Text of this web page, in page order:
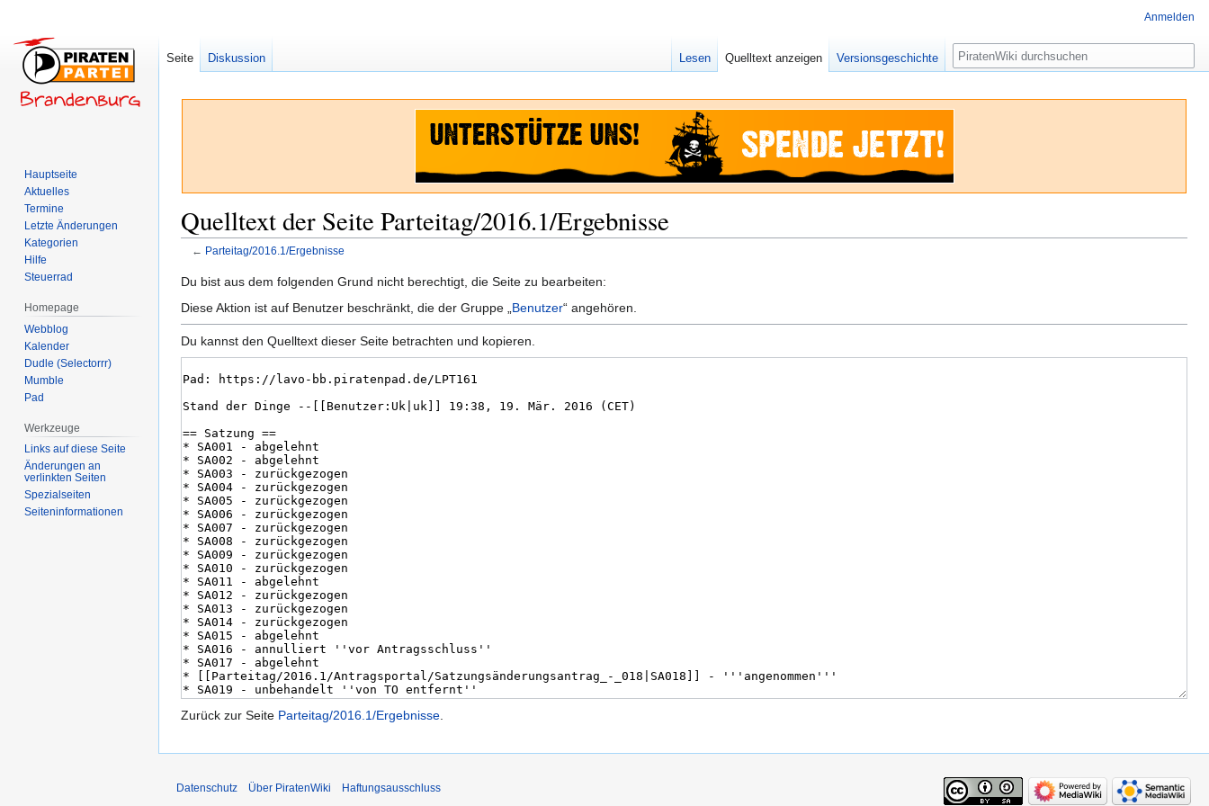
Quelltext der Seite Parteitag/2016.1/Ergebnisse
← Parteitag/2016.1/Ergebnisse
Zur
Navigation
Zur
Suche
Du bist aus dem folgenden Grund nicht berechtigt, die Seite zu bearbeiten:
Diese Aktion ist auf Benutzer beschränkt, die der Gruppe „ Benutzer“ angehören.
Du kannst den Quelltext dieser Seite betrachten und kopieren.
Zurück zur Seite Parteitag/2016.1/Ergebnisse
Anmelden
Seite Diskussion Lesen Quelltext anzeigen Versionsgeschichte Suche
Hauptseite
Aktuelles
Termine
Letzte Änderungen
Kategorien
Hilfe
Steuerrad
Homepage
Webblog
Kalender
Dudle (Selectorrr)
Mumble
Pad
Werkzeuge
Links auf diese Seite
Änderungen an
verlinkten Seiten
Spezialseiten
Seiten­­informationen
Datenschutz Über PiratenWiki Haftungsausschluss